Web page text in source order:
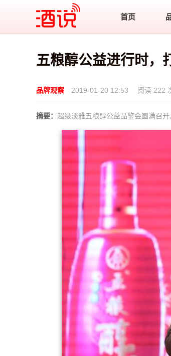
酒说
首页
五粮醇公益进行时，
品牌观察 2019-01-20 12:53 阅读 222
摘要： 超级淡雅五粮醇公益品鉴会圆满召开